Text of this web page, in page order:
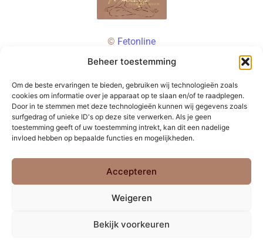
Beheer toestemming
Om de beste ervaringen te bieden, gebruiken wij technologieën zoals
cookies om informatie over je apparaat op te slaan en/of te raadplegen.
Door in te stemmen met deze technologieën kunnen wij gegevens zoals
surfgedrag of unieke ID's op deze site verwerken. Als je geen
toestemming geeft of uw toestemming intrekt, kan dit een nadelige
invloed hebben op bepaalde functies en mogelijkheden.
Accepteren
Weigeren
Bekijk voorkeuren
© Fetonline